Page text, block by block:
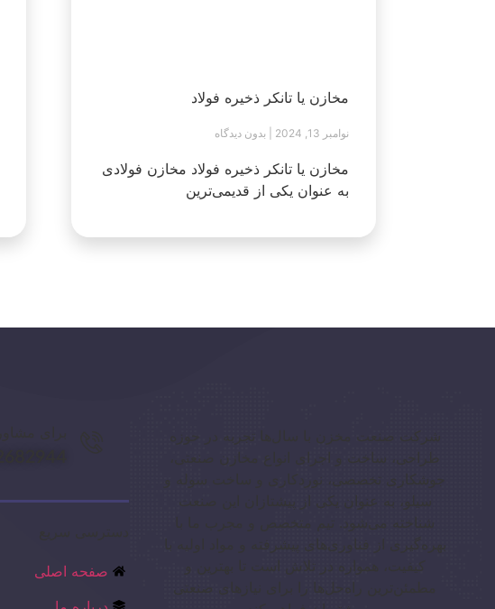
مخازن یا تانکر ذخیره فولاد
نوامبر 13, 2024 بدون دیدگاه
مخازن یا تانکر ذخیره فولاد مخازن فولادی
به عنوان یکی از قدیمی‌ترین
شرکت صنعت مخزن با سال‌ها تجربه در حوزه
طراحی، ساخت و اجرای انواع مخازن صنعتی،
جوشکاری تخصصی، نوردکاری و ساخت سوله و
سیلو، به عنوان یکی از پیشتازان این صنعت
شناخته می‌شود. تیم متخصص و مجرب ما با
بهره‌گیری از فناوری‌های پیشرفته و مواد اولیه با
کیفیت، همواره در تلاش است تا بهترین و
مطمئن‌ترین راه‌حل‌ها را برای نیازهای صنعتی
صفحه اصلی